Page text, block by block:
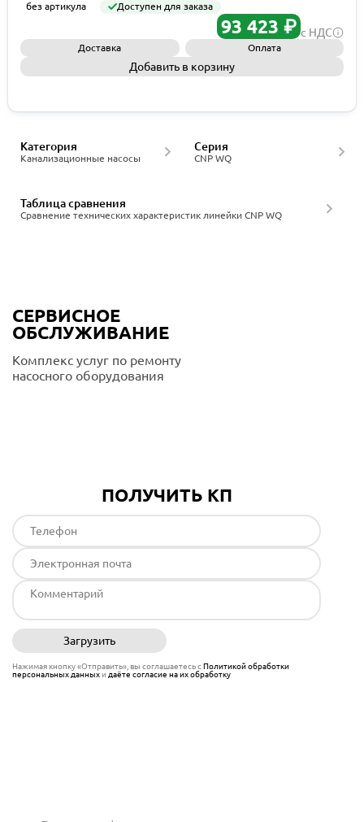
без артикула
Доступен для заказа
93 423 ₽ с НДС
Доставка Оплата
Добавить в корзину
Канализационные насосы
Категория
CNP WQ
Серия
Сравнение технических характеристик линейки CNP WQ
Таблица сравнения
СЕРВИСНОЕ
ОБСЛУЖИВАНИЕ
Комплекс услуг по ремонту
насосного оборудования
ПОЛУЧИТЬ КП
Загрузить
Нажимая кнопку «Отправить», вы соглашаетесь сПолитикой обработки
персональных данныхи даёте согласие на их обработку